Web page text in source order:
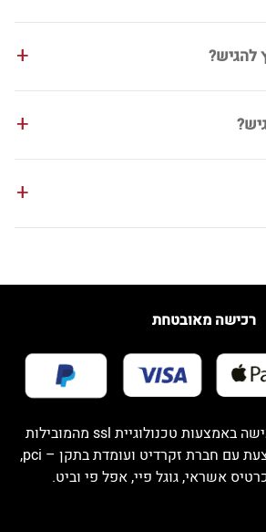
להגיש?
רכישה מאובטחת
אתרינו מאובטח לרכישה באמצעות טכנולוגיית ssl מהמובילות
בעולם. הסליקה מתבצעת עם חברת זקרדיט ועומדת בתקן – pci,
אשראי, גוגל פיי, אפל פי וביט.